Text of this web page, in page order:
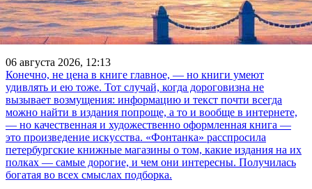
Какие книги — самые дорогие в
магазинах Петербурга?
06 августа 2026, 12:13
Конечно, не цена в книге главное, — но книги умеют
удивлять и ею тоже. Тот случай, когда дороговизна не
вызывает возмущения: информацию и текст почти всегда
можно найти в издания попроще, а то и вообще в интернете,
— но качественная и художественно оформленная книга —
это произведение искусства. «Фонтанка» расспросила
петербургские книжные магазины о том, какие издания на их
полках — самые дорогие, и чем они интересны. Получилась
богатая во всех смыслах подборка.